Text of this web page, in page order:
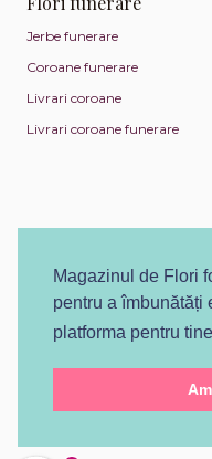
Jerbe funerare
Coroane funerare
Livrari coroane
Livrari coroane funerare
Magazinul de Flori
pentru a îmbunătăți
platforma pentru